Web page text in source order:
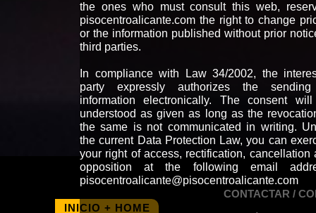
the ones who must consult this web,
pisocentroalicante.com the right to change
or the information published without prior
third parties.
In compliance with Law 34/2002, the
party expressly authorizes the
information electronically. The consent
understood as given as long as the
the same is not communicated in writing.
the current Data Protection Law, you can
your right of access, rectification, cancellation
opposition at the following email
pisocentroalicante@pisocentroalicante.com
INICIO + HOME
CONTACTAR /